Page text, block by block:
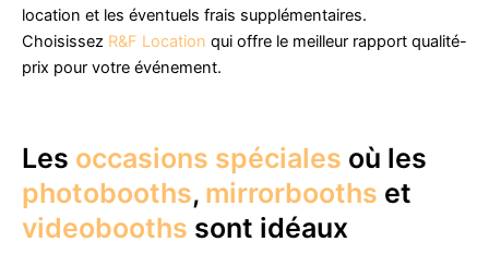
location et les éventuels frais supplémentaires.
Choisissez R&F Location qui offre le meilleur rapport qualité-
prix pour votre événement.
Les occasions spéciales où les
photobooths, mirrorbooths et
videobooths sont idéaux